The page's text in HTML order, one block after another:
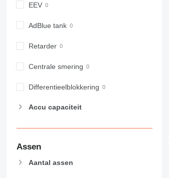
EEV
AdBlue tank
Retarder
Centrale smering
Differentieelblokkering
Accu capaciteit
Assen
Aantal assen